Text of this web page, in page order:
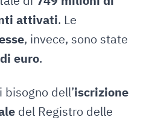
attivati. Le
, invece, sono state
euro.
dell’iscrizione
del Registro delle